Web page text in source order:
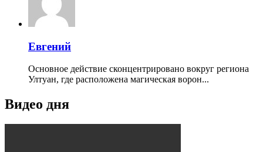
Евгений
Основное действие сконцентрировано вокруг региона
Ултуан, где расположена магическая ворон...
Видео дня